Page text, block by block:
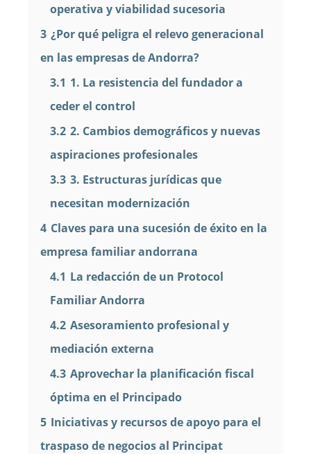
operativa y viabilidad sucesoria
3 ¿Por qué peligra el relevo generacional
en las empresas de Andorra?
3.1 1. La resistencia del fundador a
ceder el control
3.2 2. Cambios demográficos y nuevas
aspiraciones profesionales
3.3 3. Estructuras jurídicas que
necesitan modernización
4 Claves para una sucesión de éxito en la
empresa familiar andorrana
4.1 La redacción de un Protocol
Familiar Andorra
4.2 Asesoramiento profesional y
mediación externa
4.3 Aprovechar la planificación fiscal
óptima en el Principado
5 Iniciativas y recursos de apoyo para el
traspaso de negocios al Principat